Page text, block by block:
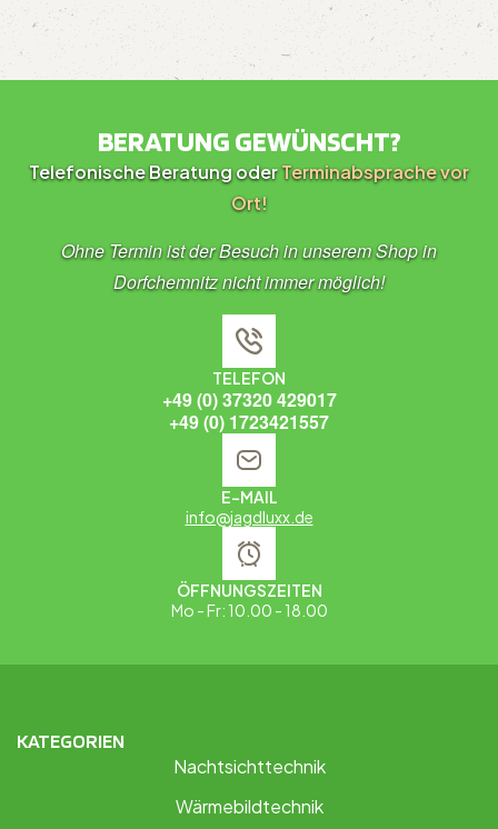
BERATUNG GEWÜNSCHT?
Telefonische Beratung oderTerminabsprache vor
Ort!
Ohne Termin ist der Besuch in unserem Shop in
Dorfchemnitz nicht immer möglich!
TELEFON
+49 (0) 37320 429017
+49 (0) 1723421557
E-MAIL
info@jagdluxx.de
ÖFFNUNGSZEITEN
Mo - Fr: 10.00 - 18.00
KATEGORIEN
Nachtsichttechnik
Wärmebildtechnik